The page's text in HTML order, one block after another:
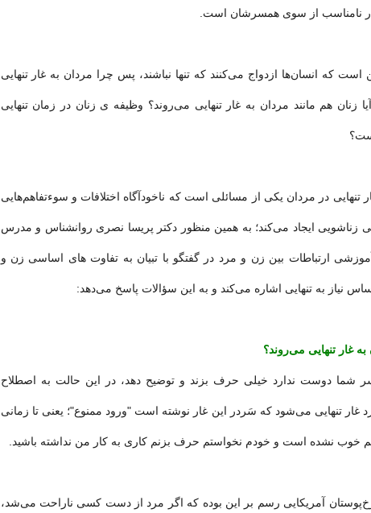
نامناسب از سوی همسرشان است.
است که انسان‌ها ازدواج می‌کنند که تنها نباشند، پس چرا مردان به غار تنهایی
زنان هم مانند مردان به غار تنهایی می‌روند؟ وظیفه ی زنان در زمان تنهایی
تنهایی در مردان یکی از مسائلی است که ناخودآگاه اختلافات و سوءتفاهم‌هایی
زناشویی ایجاد می‌کند؛ به همین منظور دکتر پریسا نصری روانشناس و مدرس
ارتباطات بین زن و مرد در گفتگو با تبیان به تفاوت های اساسی زن و
نیاز به تنهایی اشاره می‌کند و به این سؤالات پاسخ می‌دهد:
غار تنهایی می‌روند؟
شما دوست ندارد خیلی حرف بزند و توضیح دهد، در این حالت به اصطلاح
غار تنهایی می‌شود که سَردر این غار نوشته است "ورود ممنوع"؛ یعنی تا زمانی
خوب نشده است و خودم نخواستم حرف بزنم کاری به کار من نداشته باشید.
آمریکایی رسم بر این بوده که اگر مرد از دست کسی ناراحت می‌شد،